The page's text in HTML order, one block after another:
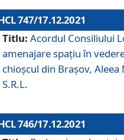
747/17.12.2021
Titlu: Acordul Consiliului
amenajare spațiu în
chioșcul din Brașov, Aleea
S.R.L.
746/17.12.2021